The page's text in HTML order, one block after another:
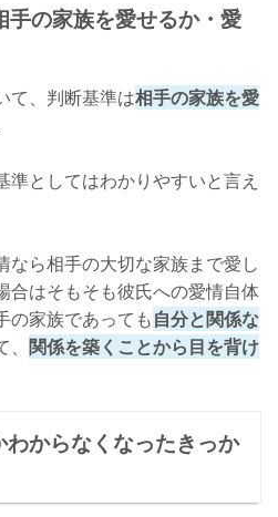
の家族を愛せるか・愛
て、判断基準は相手の家族を愛
準としてはわかりやすいと言え
なら相手の大切な家族まで愛し
合はそもそも彼氏への愛情自体
の家族であっても自分と関係な
関係を築くことから目を背け
からなくなったきっか